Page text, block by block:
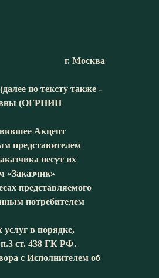
г. Москва
по тексту также -
(ОГРНИП
Акцепт
представителем
несут их
«Заказчик»
представляемого
потребителем
в порядке,
ст. 438 ГК РФ.
с Исполнителем об